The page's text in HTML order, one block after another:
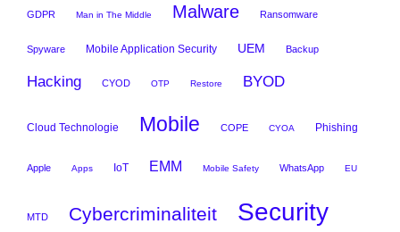
GDPR Man in The Middle Malware Ransomware
Spyware Mobile Application Security UEM Backup
Hacking CYOD OTP Restore BYOD
Cloud Technologie Mobile COPE CYOA Phishing
Apple Apps IoT EMM Mobile Safety WhatsApp EU
MTD Cybercriminaliteit Security